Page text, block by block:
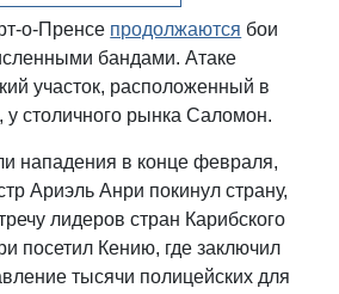
о-Пренсе продолжаются бои
бандами. Атаке
участок, расположенный в
столичного рынка Саломон.
нападения в конце февраля,
Ариэль Анри покинул страну,
лидеров стран Карибского
посетил Кению, где заключил
тысячи полицейских для